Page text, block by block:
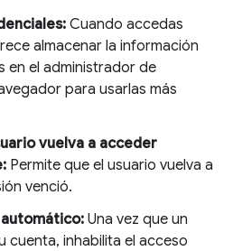
Cuando accedas
almacenar la información
en el administrador de
para usarlas más
vuelva a acceder
Permite que el usuario vuelva a
venció.
Una vez que un
cuenta, inhabilita el acceso